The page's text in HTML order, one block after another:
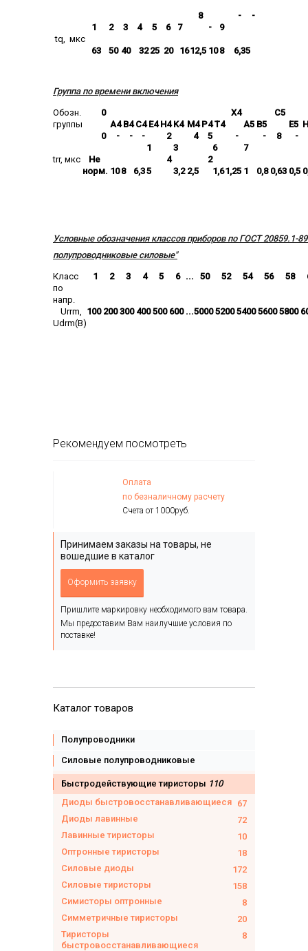
1 2 3 4 5 6 7
8
-
9
- -
tq , мкс
63
50 40 32 25 20 1612,5 10 8 6,35
Группа по времени включения
Обозн.
группы
0
A4B4C4E4H4K4 M4P4T4
X4
A5 B5
C5
E5
0
- - -
1
2
3
4
5
6
-
7
- 8 -
trr, мкс
Не
норм. 10 8 6,35
4
3,22,5
2
1,61,25 1 0,80,63 0,5
Условные обозначения классов приборов по ГОСТ 20859.1-
полупроводниковые силовые"
Класс
по
напр.
1 2 3 4 5 6 ... 50 52 54 56 58
Urrm,
Udrm(В)
100 200300 400500 600 ...50005200540056005800
Рекомендуем посмотреть
Оплата
по безналичному расчету
Счета от 1000руб.
Принимаем заказы на товары, не
вошедшие в каталог
Оформить заявку
Пришлите маркировку необходимого вам товара.
Мы предоставим Вам наилучшие условия по
поставке!
Каталог товаров
Полупроводники
Силовые полупроводниковые
Быстродействующие тиристоры 110
Диоды быстровосстанавливающиеся 67
Диоды лавинные
72
Лавинные тиристоры
10
Оптронные тиристоры
18
Силовые диоды
172
Силовые тиристоры
158
Симисторы оптронные
8
Симметричные тиристоры
20
Тиристоры
быстровосстанавливающиеся
8